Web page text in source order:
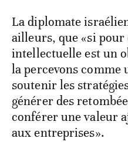
La diplomate
ailleurs, que «si
intellectuelle est un
la percevons
soutenir les
générer des
conférer une valeur
aux entreprises».